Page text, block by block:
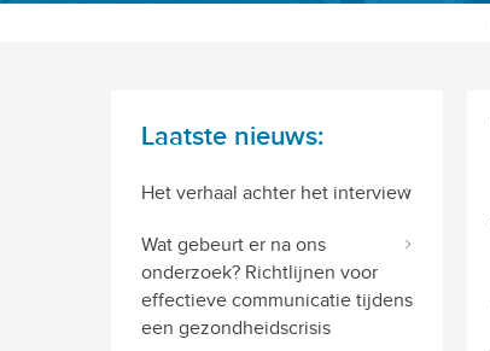
Laatste nieuws:
Het verhaal achter het interview
Wat gebeurt er na ons
onderzoek? Richtlijnen voor
effectieve communicatie tijdens
een gezondheidscrisis